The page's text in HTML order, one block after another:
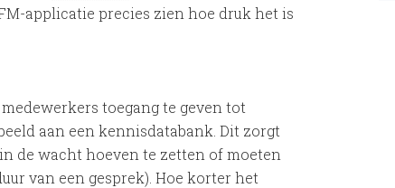
applicatie precies zien hoe druk het is
toegang te geven tot
aan een kennisdatabank. Dit zorgt
de wacht hoeven te zetten of moeten
van een gesprek). Hoe korter het